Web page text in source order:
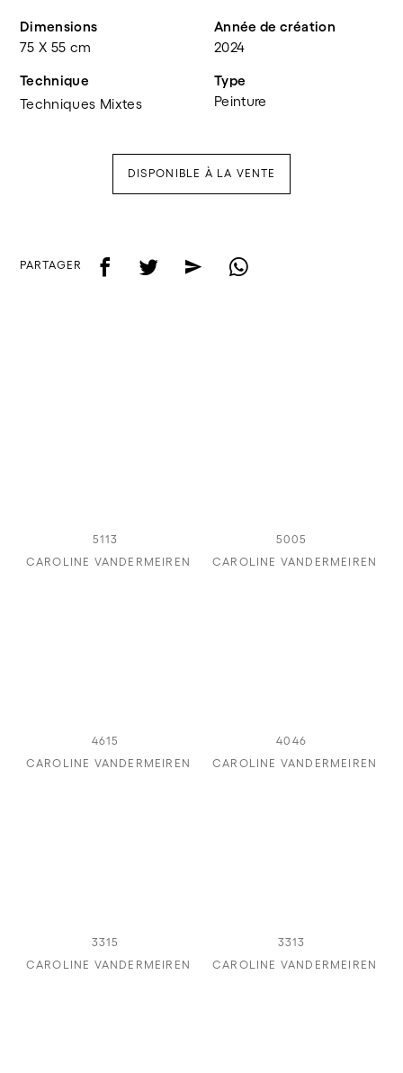
Dimensions
75 X 55 cm
Année de création
2024
Technique
Techniques Mixtes
Type
Peinture
DISPONIBLE À LA VENTE
PARTAGER f t e w
5113
CAROLINE VANDERMEIREN
5005
CAROLINE VANDERMEIREN
4615
CAROLINE VANDERMEIREN
4046
CAROLINE VANDERMEIREN
3315
CAROLINE VANDERMEIREN
3313
CAROLINE VANDERMEIREN